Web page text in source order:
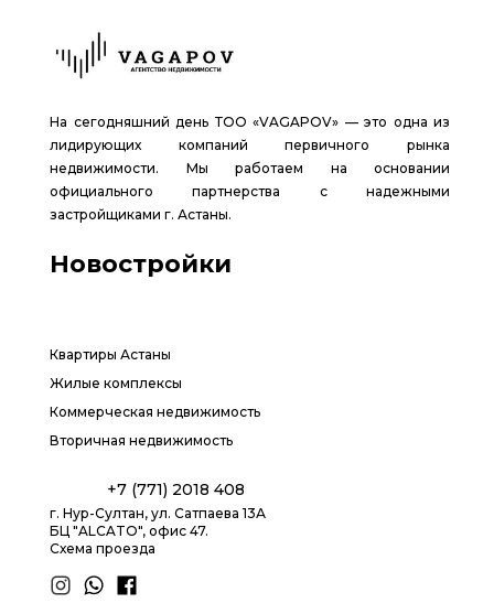
На сегодняшний день ТОО «VAGAPOV» — это одна из
лидирующих компаний первичного рынка
недвижимости. Мы работаем на основании
официального партнерства с надежными
застройщиками г. Астаны.
Новостройки
Квартиры Астаны
Жилые комплексы
Коммерческая недвижимость
Вторичная недвижимость
+7 (771) 2018 408
г. Нур-Султан, ул. Сатпаева 13А
БЦ "ALCATO", офис 47.
Схема проезда